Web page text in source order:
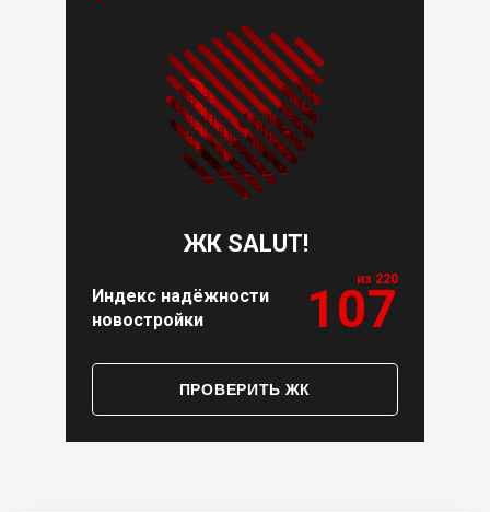
ЖК SALUT!
Индекс надёжности
новостройки
из 220
107
ПРОВЕРИТЬ ЖК